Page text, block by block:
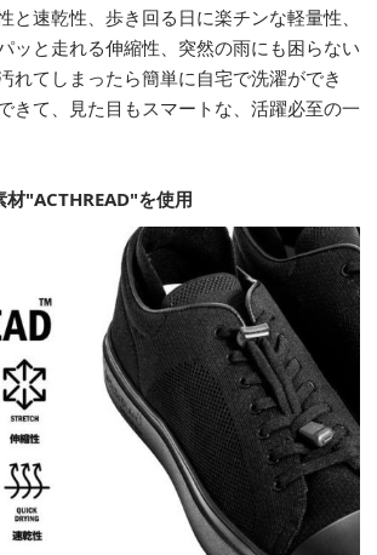
と速乾性、歩き回る日に楽チンな軽量性、
ッと走れる伸縮性、突然の雨にも困らない
れてしまったら簡単に自宅で洗濯ができ
きて、見た目もスマートな、活躍必至の一
"ACTHREAD"を使用